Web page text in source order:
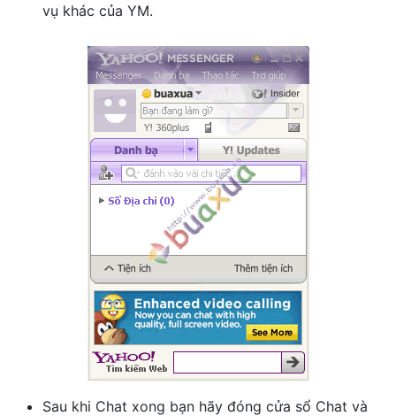
vụ khác của YM.
Sau khi Chat xong bạn hãy đóng cửa sổ Chat và